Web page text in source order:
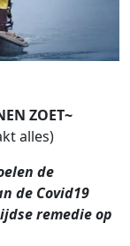
ZOET~
alles)
de
de Covid19
remedie op